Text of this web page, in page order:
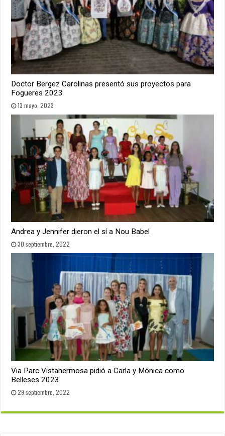
Doctor Bergez Carolinas presentó sus proyectos para
Fogueres 2023
13 mayo, 2023
Andrea y Jennifer dieron el sí a Nou Babel
30 septiembre, 2022
Via Parc Vistahermosa pidió a Carla y Mónica como
Belleses 2023
29 septiembre, 2022